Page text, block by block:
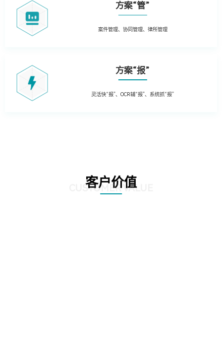
方案“管”
案件管理、协同管理、律所管理
方案“报”
灵活快“报”、OCR辅“报”、系统抓“报”
客户价值
CUSTOMER VALUE